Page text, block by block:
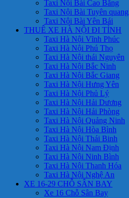
Taxi Nội Bài Cao Bằng
Taxi Nội Bài Tuyên quang
Taxi Nội Bài Yên Bái
THUÊ XE HÀ NỘI ĐI TỈNH
Taxi Hà Nội Vĩnh Phúc
Taxi Hà Nội Phú Thọ
Taxi Hà Nội thái Nguyên
Taxi Hà Nội Bắc Ninh
Taxi Hà Nội Bắc Giang
Taxi Hà Nội Hưng Yên
Taxi Hà Nội Phủ Lý
Taxi Hà Nội Hải Dương
Taxi Hà Nội Hải Phòng
Taxi Hà Nội Quảng Ninh
Taxi Hà Nội Hòa Bình
Taxi Hà Nội Thái Binh
Taxi Hà Nội Nam Định
Taxi Hà Nội Ninh Bình
Taxi Hà Nội Thanh Hóa
Taxi Hà Nội Nghệ An
XE 16-29 CHỖ SÂN BAY
Xe 16 Chỗ Sân Bay